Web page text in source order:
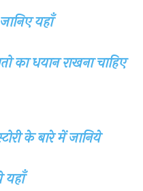
यहाँ
का धयान राखना चाहिए
के बारे में जानिये
यहाँ